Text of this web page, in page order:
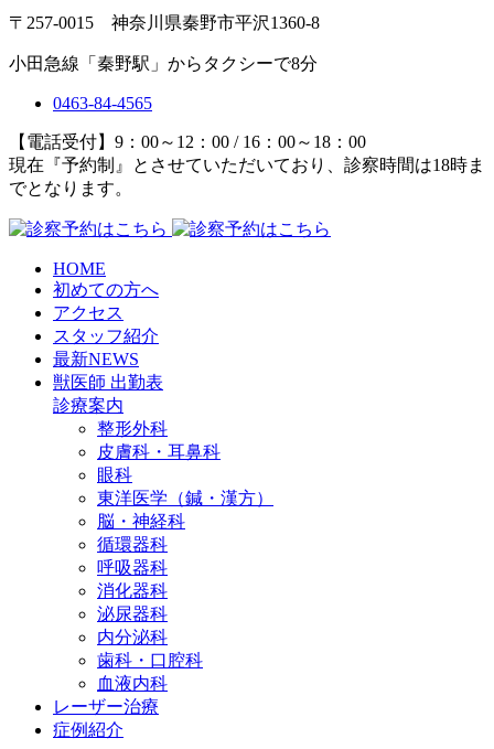
〒257-0015 神奈川県秦野市平沢1360-8
小田急線「秦野駅」からタクシーで8分
0463-84-4565
【電話受付】9：00～12：00 / 16：00～18：00
現在『予約制』とさせていただいており、診察時間は18時ま
でとなります。
HOME
初めての方へ
アクセス
スタッフ紹介
最新NEWS
獣医師 出勤表
診療案内
整形外科
皮膚科・耳鼻科
眼科
東洋医学（鍼・漢方）
脳・神経科
循環器科
呼吸器科
消化器科
泌尿器科
内分泌科
歯科・口腔科
血液内科
レーザー治療
症例紹介